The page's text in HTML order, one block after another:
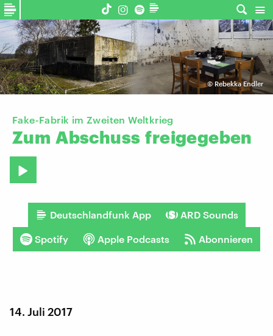
©Rebekka Endler
Fake-Fabrik im Zweiten Weltkrieg
Zum Abschuss freigegeben
Deutschlandfunk App ARD Sounds
Spotify Apple Podcasts Abonnieren
14. Juli 2017